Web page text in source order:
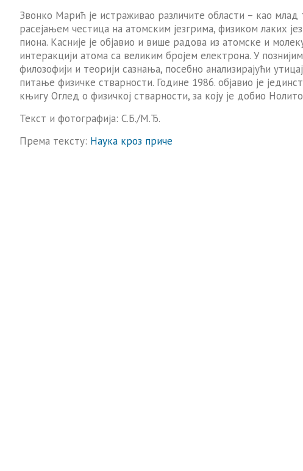
Звонко Марић је истраживао различите области – као млад
расејањем честица на атомским језгрима, физиком лаких
пиона. Касније је објавио и више радова из атомске и
интеракцији атома са великим бројем електрона. У
филозофији и теорији сазнања, посебно анализирајући
питање физичке стварности. Године 1986. објавио је
књигу Оглед о физичкој стварности, за коју је добио
Текст и фотографија: С.Б./М.Ђ.
Према тексту: Наука кроз приче